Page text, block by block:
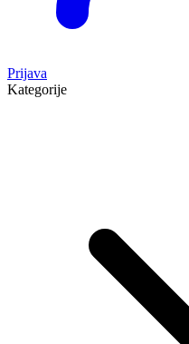
Prijava
Kategorije